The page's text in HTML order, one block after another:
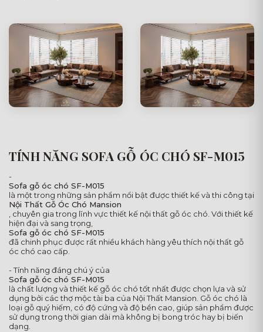
TÍNH NĂNG SOFA GỖ ÓC CHÓ SF-M015
-
Sofa gỗ óc chó SF-M015
là một trong những sản phẩm nổi bật được thiết kế và thi công tại
Nội Thất Gỗ Óc Chó Mansion
, chuyên gia trong lĩnh vực thiết kế nội thất gỗ óc chó. Với thiết kế
hiện đại và sang trọng,
Sofa gỗ óc chó SF-M015
đã chinh phục được rất nhiều khách hàng yêu thích nội thất gỗ
óc chó cao cấp.
- Tính năng đáng chú ý của
Sofa gỗ óc chó SF-M015
là chất lượng và thiết kế gỗ óc chó tốt nhất được chọn lựa và sử
dụng bởi các thợ mộc tài ba của Nội Thất Mansion. Gỗ óc chó là
loại gỗ quý hiếm, có độ cứng và độ bền cao, giúp sản phẩm được
sử dụng trong thời gian dài mà không bị bong tróc hay bị biến
dạng.